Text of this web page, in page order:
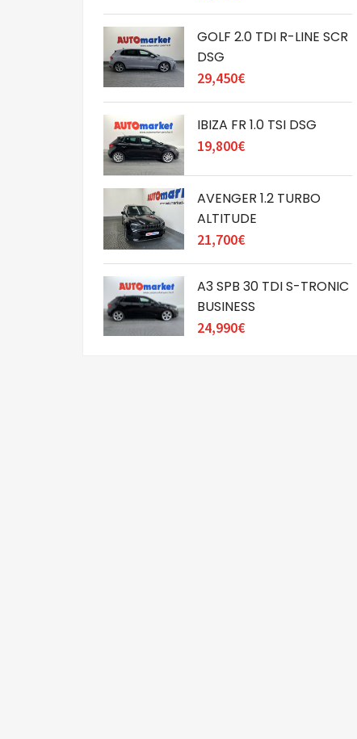
GOLF 2.0 TDI R-LINE SCR
DSG
29,450€
IBIZA FR 1.0 TSI DSG
19,800€
AVENGER 1.2 TURBO
ALTITUDE
21,700€
A3 SPB 30 TDI S-TRONIC
BUSINESS
24,990€